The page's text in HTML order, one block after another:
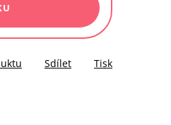
Tisk
Sdílet